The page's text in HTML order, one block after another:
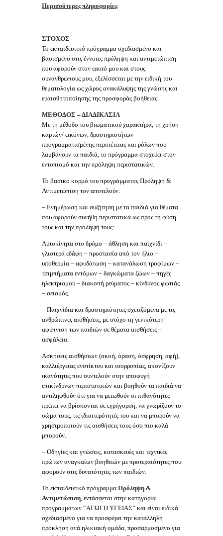
Περισσότερες πληροφορίες
ΣΤΟΧΟΣ
Το εκπαιδευτικό πρόγραμμα σχεδιασμένο και
βασισμένο στις έννοιες πρόληψη και αντιμετώπιση
που αφορούν στον εαυτό μου και στους
συνανθρώπους μου, εξελίσσεται με την ειδική του
θεματολογία ως χώρος ανακάλυψης της γνώσης και
ευαισθητοποίησης της προσφοράς βοήθειας.
ΜΕΘΟΔΟΣ – ΔΙΑΔΙΚΑΣΙΑ
Με τη μέθοδο του βιωματικού χαρακτήρα, τη χρήση
καρτών/ εικόνων, δραστηριοτήτων
προγραμματισμένης περιπέτειας και ρόλων που
λαμβάνουν τα παιδιά, το πρόγραμμα στοχεύει στον
εντοπισμό και την πρόληψη περιστατικών.
Το βασικό κορμό του προγράμματος Πρόληψη &
Αντιμετώπιση τον αποτελούν:
– Ενημέρωση και συζήτηση με τα παιδιά για θέματα
που αφορούν συνήθη περιστατικά ως προς τη φύση
τους και την πρόληψή τους:
Αυτοκίνητα στο δρόμο – άθληση και παιχνίδι –
γλιστερά εδάφη – προστασία από τον ήλιο –
υποθερμία – αφυδάτωση – κατανάλωση τροφίμων –
τσιμπήματα εντόμων – δαγκώματα ζώων – πηγές
ηλεκτρισμού – διακοπή ρεύματος – κίνδυνος φωτιάς
– σεισμός.
– Παιχνίδια και δραστηριότητες σχετιζόμενα με τις
ανθρώπινες αισθήσεις, με στόχο τη γενικότερη
αφύπνιση των παιδιών σε θέματα αισθήσεις –
ασφάλεια:
Ασκήσεις αισθήσεων (ακοή, όραση, όσφρηση, αφή),
καλλιέργειας ενστίκτου και ισορροπίας, ακονίζουν
ικανότητες που συντελούν στην αποφυγή
επικίνδυνων περιστατικών και βοηθούν τα παιδιά να
αντιληφθούν ότι για να μειωθούν οι πιθανότητες
πρέπει να βρίσκονται σε εγρήγορση, να γνωρίζουν το
σώμα τους, τις ιδιαιτερότητές του και να μπορούν να
χρησιμοποιούν τις αισθήσεις τους όσο πιο καλά
μπορούν.
– Οδηγίες και γνώσεις, κατασκευές και τεχνικές
πρώτων αναγκαίων βοηθειών με προτεραιότητες που
αφορούν στις δυνατότητες των παιδιών.
Το εκπαιδευτικό πρόγραμμα Πρόληψη &
Αντιμετώπιση , εντάσσεται στην κατηγορία
προγραμμάτων “ΑΓΩΓΗ ΥΓΕΙΑΣ” και είναι ειδικά
σχεδιασμένο για να προσφέρει την κατάλληλη
πρόκληση ανά ηλικιακή ομάδα, προσαρμοσμένο για